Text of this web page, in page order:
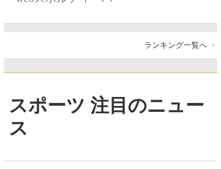
ランキング一覧へ
スポーツ 注目のニュー
ス